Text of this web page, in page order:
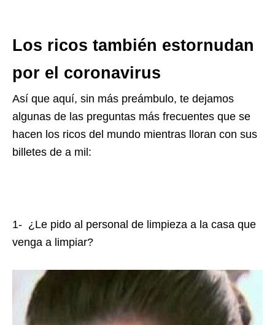
Los ricos también estornudan
por el coronavirus
Así que aquí, sin más preámbulo, te dejamos
algunas de las preguntas más frecuentes que se
hacen los ricos del mundo mientras lloran con sus
billetes de a mil:
1- ¿Le pido al personal de limpieza a la casa que
venga a limpiar?